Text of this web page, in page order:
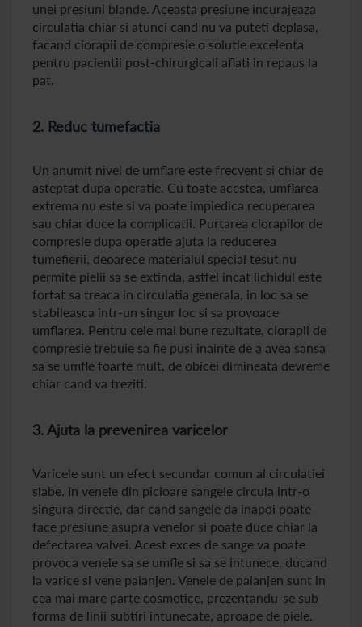
unei presiuni blande. Aceasta presiune incurajeaza
circulatia chiar si atunci cand nu va puteti deplasa,
facand ciorapii de compresie o solutie excelenta
pentru pacientii post-chirurgicali aflati in repaus la
pat.
2. Reduc tumefactia
Un anumit nivel de umflare este frecvent si chiar de
asteptat dupa operatie. Cu toate acestea, umflarea
extrema nu este si va poate impiedica recuperarea
sau chiar duce la complicatii. Purtarea ciorapilor de
compresie dupa operatie ajuta la reducerea
tumefierii, deoarece materialul special tesut nu
permite pielii sa se extinda, astfel incat lichidul este
fortat sa treaca in circulatia generala, in loc sa se
stabileasca intr-un singur loc si sa provoace
umflarea. Pentru cele mai bune rezultate, ciorapii de
compresie trebuie sa fie pusi inainte de a avea sansa
sa se umfle foarte mult, de obicei dimineata devreme
chiar cand va treziti.
3. Ajuta la prevenirea varicelor
Varicele sunt un efect secundar comun al circulatiei
slabe. In venele din picioare sangele circula intr-o
singura directie, dar cand sangele da inapoi poate
face presiune asupra venelor si poate duce chiar la
defectarea valvei. Acest exces de sange va poate
provoca venele sa se umfle si sa se intunece, ducand
la varice si vene paianjen. Venele de paianjen sunt in
cea mai mare parte cosmetice, prezentandu-se sub
forma de linii subtiri intunecate, aproape de piele.